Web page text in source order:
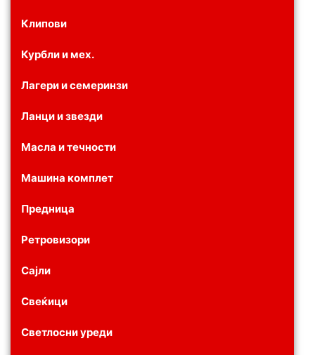
Клипови
Курбли и мех.
Лагери и семеринзи
Ланци и звезди
Масла и течности
Машина комплет
Предница
Ретровизори
Сајли
Свеќици
Светлосни уреди